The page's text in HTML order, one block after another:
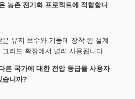
농촌 전기화 프로젝트에 적합합니
은 유지 보수와 기둥에 장착 된 설계
그리드 확장에서 널리 사용됩니다.
른 국가에 대한 전압 등급을 사용자
습니까?